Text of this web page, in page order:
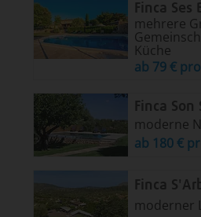
Finca Ses
mehrere
Küche
ab 79 €
Finca Son
moderne
ab 180 €
Finca
moderner